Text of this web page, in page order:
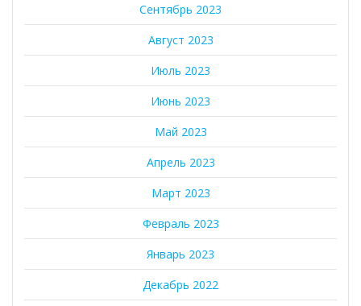
Сентябрь 2023
Август 2023
Июль 2023
Июнь 2023
Май 2023
Апрель 2023
Март 2023
Февраль 2023
Январь 2023
Декабрь 2022